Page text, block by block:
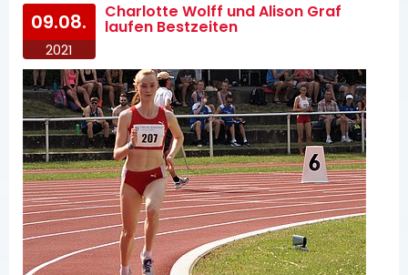
09.08.
2021
Charlotte Wolff und Alison Graf
laufen Bestzeiten